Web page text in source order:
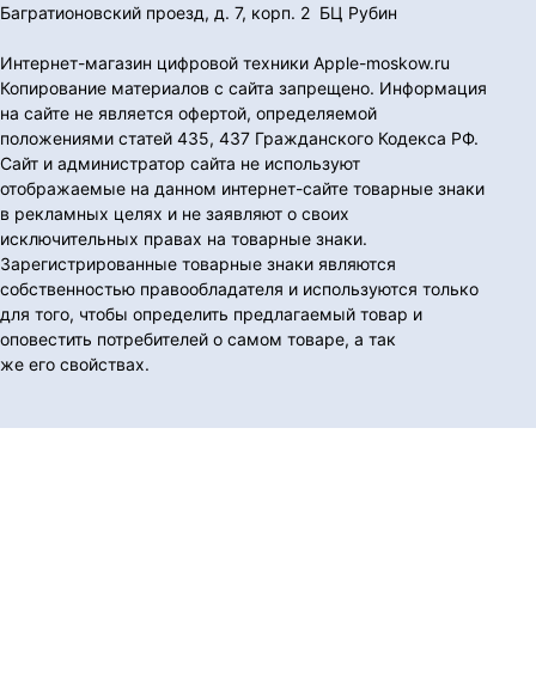
Багратионовский проезд, д. 7, корп. 2 БЦ Рубин
Интернет-магазин цифровой техники Apple-moskow.ru
Копирование материалов с сайта запрещено. Информация
на сайте не является офертой, определяемой
положениями статей 435, 437 Гражданского Кодекса РФ.
Сайт и администратор сайта не используют
отображаемые на данном интернет-сайте товарные знаки
в рекламных целях и не заявляют о своих
исключительных правах на товарные знаки.
Зарегистрированные товарные знаки являются
собственностью правообладателя и используются только
для того, чтобы определить предлагаемый товар и
оповестить потребителей о самом товаре, а так
же его свойствах.